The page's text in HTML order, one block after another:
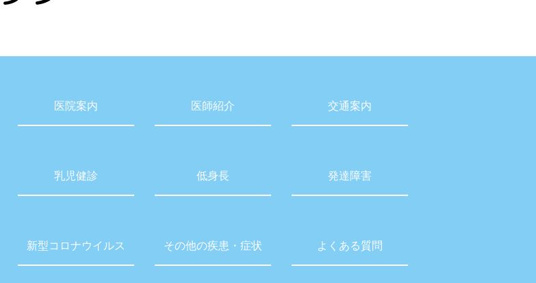
医院案内 医師紹介 交通案内
乳児健診 低身長 発達障害
新型コロナウイルス その他の疾患・症状 よくある質問